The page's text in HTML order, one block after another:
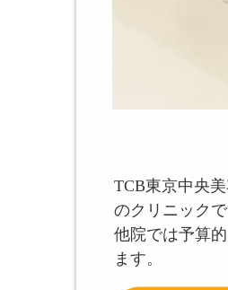
TCB東京中央
のクリニック
他院では予算
ます。